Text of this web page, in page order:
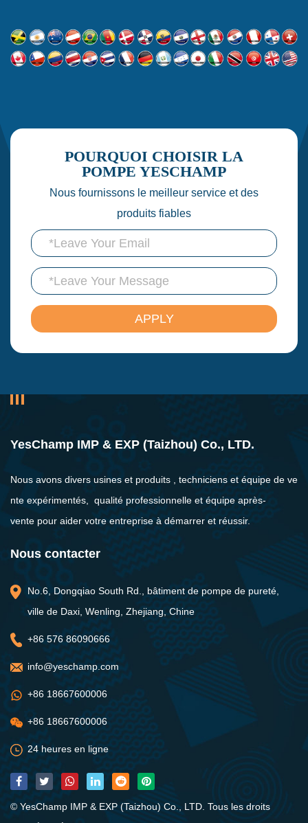
POURQUOI CHOISIR LA
POMPE YESCHAMP
Nous fournissons le meilleur service et des
produits fiables
YesChamp IMP & EXP (Taizhou) Co., LTD.
Nous avons divers usines et produits , techniciens et équipe de ve
nte expérimentés, qualité professionnelle et équipe après-
vente pour aider votre entreprise à démarrer et réussir.
Nous contacter
No.6, Dongqiao South Rd., bâtiment de pompe de pureté,
ville de Daxi, Wenling, Zhejiang, Chine
+86 576 86090666
info@yeschamp.com
+86 18667600006
+86 18667600006
24 heures en ligne
© YesChamp IMP & EXP (Taizhou) Co., LTD. Tous les droits